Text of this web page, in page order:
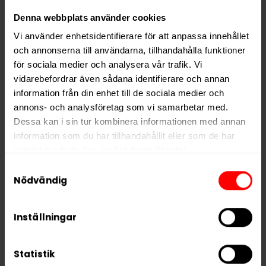
Denna webbplats använder cookies
Vi använder enhetsidentifierare för att anpassa innehållet
och annonserna till användarna, tillhandahålla funktioner
för sociala medier och analysera vår trafik. Vi
vidarebefordrar även sådana identifierare och annan
information från din enhet till de sociala medier och
annons- och analysföretag som vi samarbetar med.
Dessa kan i sin tur kombinera informationen med annan
information som du har tillhandahållit eller som de har
We work with
who may receive and
Nödvändig
Inställningar
Statistik
LOOP är ett svenskt varumärke som specialiserar sig
på tobaksfria nikotinportioner i moderna smaker och
tydliga styrkenivåer. LOOP Blueberry Ice Strong är ett
bra val för dig som söker ett fruktigt vitt snus med
mintkänsla och en tydlig nikotineffekt.
Hitta alla produkter frånLOOP
Alla produkter med smaken Bär
PRODUKTINFORMATION
Smak
Styrka